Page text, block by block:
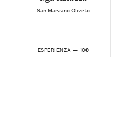
— San Marzano Oliveto —
ESPERIENZA — 10€